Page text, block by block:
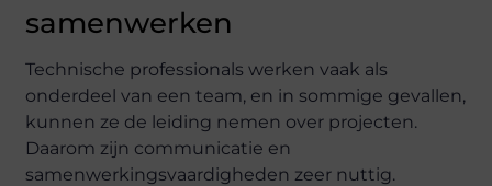
samenwerken
Technische professionals werken vaak als
onderdeel van een team, en in sommige gevallen,
kunnen ze de leiding nemen over projecten.
Daarom zijn communicatie en
samenwerkingsvaardigheden zeer nuttig.